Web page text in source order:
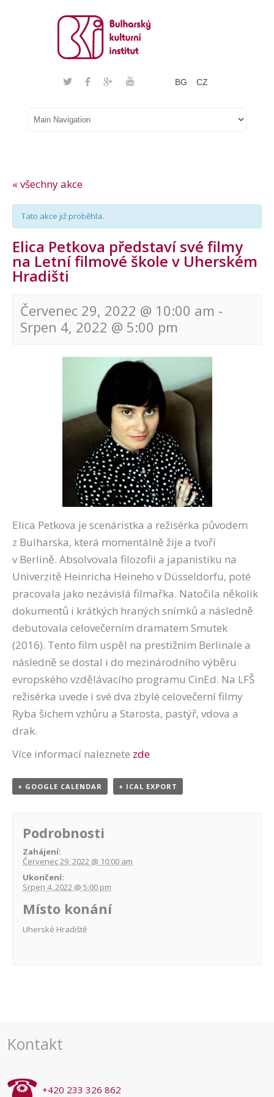
BG CZ
« všechny akce
Tato akce již proběhla.
Elica Petkova představí své filmy
na Letní filmové škole v Uherském
Hradišti
Červenec 29, 2022 @ 10:00 am -
Srpen 4, 2022 @ 5:00 pm
Navigace
Elica Petkova je scenáristka a režisérka původem
z Bulharska, která momentálně žije a tvoří
v Berlíně. Absolvovala filozofii a japanistiku na
Univerzitě Heinricha Heineho v Düsseldorfu, poté
pracovala jako nezávislá filmařka. Natočila několik
dokumentů i krátkých hraných snímků a následně
debutovala celovečerním dramatem Smutek
(2016). Tento film uspěl na prestižním Berlinale a
následně se dostal i do mezinárodního výběru
evropského vzdělávacího programu CinEd. Na LFŠ
režisérka uvede i své dva zbylé celovečerní filmy
Ryba šichem vzhůru a Starosta, pastýř, vdova a
drak.
Více informací naleznete zde
+ GOOGLE CALENDAR + ICAL EXPORT
Podrobnosti
Zahájení:
Červenec 29, 2022 @ 10:00 am
Ukončení:
Srpen 4, 2022 @ 5:00 pm
Místo konání
Uherské Hradiště
Kontakt
+420 233 326 862